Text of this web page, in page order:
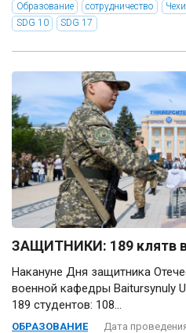
Образование сотрудничество
SDG 10
SDG 17
ЗАЩИТНИКИ: 189 клятв
Накануне Дня защитника
военной кафедры Baitursynuly
189 студентов: 108...
ОБРАЗОВАНИЕ Дата